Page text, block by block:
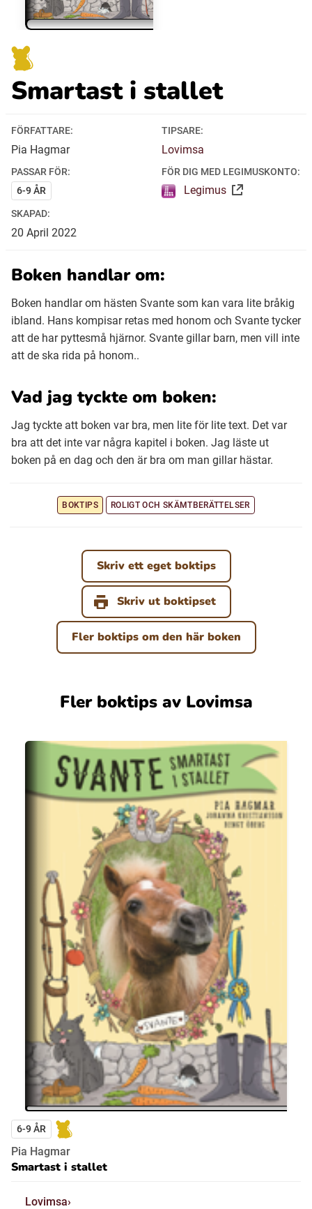
Kaale (Romska)
Resanderomani (Romska)
Kelderash (Romska)
Smartast i stallet
FÖRFATTARE:
Pia Hagmar
TIPSARE:
Lovimsa
PASSAR FÖR:
6-9 ÅR
FÖR DIG MED LEGIMUSKONTO:
Legimus
SKAPAD:
20 April 2022
Boken handlar om:
Boken handlar om hästen Svante som kan vara lite bråkig
ibland. Hans kompisar retas med honom och Svante tycker
att de har pyttesmå hjärnor. Svante gillar barn, men vill inte
att de ska rida på honom..
Vad jag tyckte om boken:
Jag tyckte att boken var bra, men lite för lite text. Det var
bra att det inte var några kapitel i boken. Jag läste ut
boken på en dag och den är bra om man gillar hästar.
BOKTIPS ROLIGT OCH SKÄMTBERÄTTELSER
Skriv ett eget boktips
Skriv ut boktipset
Fler boktips om den här boken
Fler boktips av Lovimsa
6-9 ÅR
Pia Hagmar
Smartast i stallet
Lovimsa